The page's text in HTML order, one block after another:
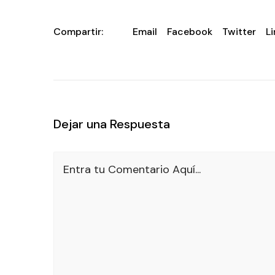
Compartir: Email Facebook Twitter
Dejar una Respuesta
Entra tu Comentario Aquí...